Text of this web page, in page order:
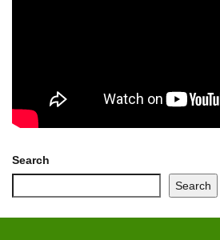
Search
Search